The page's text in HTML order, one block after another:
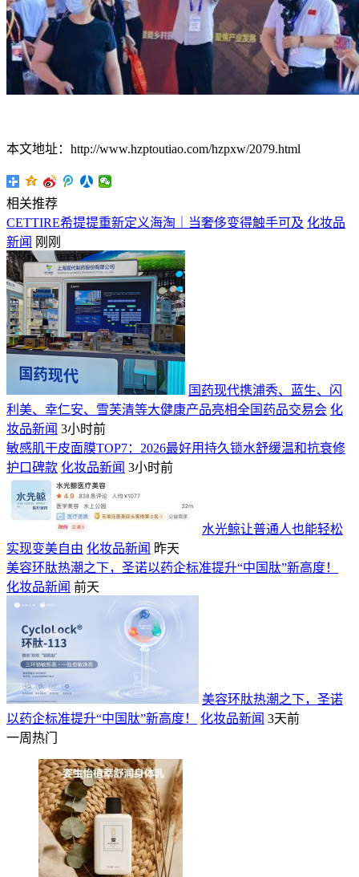
本文地址：http://www.hzptoutiao.com/hzpxw/2079.html
相关推荐
CETTIRE希提提重新定义海淘｜当奢侈变得触手可及 化妆品
新闻 刚刚
国药现代携浦秀、蓝生、闪
利美、幸仁安、雪芙清等大健康产品亮相全国药品交易会 化
妆品新闻 3小时前
敏感肌干皮面膜TOP7：2026最好用持久锁水舒缓温和抗衰修
护口碑款 化妆品新闻 3小时前
水光鲸让普通人也能轻松
实现变美自由 化妆品新闻 昨天
美容环肽热潮之下，圣诺以药企标准提升“中国肽”新高度！
化妆品新闻 前天
美容环肽热潮之下，圣诺
以药企标准提升“中国肽”新高度！
化妆品新闻 3天前
一周热门